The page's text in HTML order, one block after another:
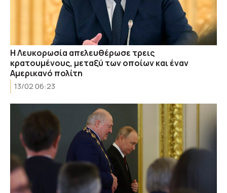
H Λευκορωσία απελευθέρωσε τρεις
κρατουμένους, μεταξύ των οποίων και έναν
Αμερικανό πολίτη
13/02 06:23